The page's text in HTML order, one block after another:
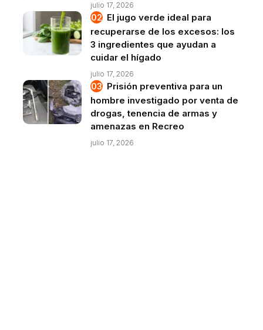
julio 17, 2026
El jugo verde ideal para
recuperarse de los excesos: los
3 ingredientes que ayudan a
cuidar el hígado
julio 17, 2026
Prisión preventiva para un
hombre investigado por venta de
drogas, tenencia de armas y
amenazas en Recreo
julio 17, 2026